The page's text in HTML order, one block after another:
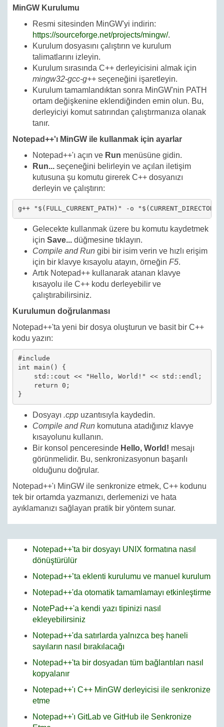
MinGW Kurulumu
Resmi sitesinden MinGW'yi indirin:
https://sourceforge.net/projects/mingw/.
Kurulum dosyasını çalıştırın ve kurulum
talimatlarını izleyin.
Kurulum sırasında C++ derleyicisini almak için
mingw32-gcc-g++ seçeneğini işaretleyin.
Kurulum tamamlandıktan sonra MinGW'nin PATH
ortam değişkenine eklendiğinden emin olun. Bu,
derleyiciyi komut satırından çalıştırmanıza olanak
tanır.
Notepad++'ı MinGW ile kullanmak için ayarlar
Notepad++'ı açın ve Run menüsüne gidin.
Run... seçeneğini belirleyin ve açılan iletişim
kutusuna şu komutu girerek C++ dosyanızı
derleyin ve çalıştırın:
g++ "$(FULL_CURRENT_PATH)" -o
Gelecekte kullanmak üzere bu komutu kaydetmek
için Save... düğmesine tıklayın.
Compile and Run gibi bir isim verin ve hızlı erişim
için bir klavye kısayolu atayın, örneğin F5.
Artık Notepad++ kullanarak atanan klavye
kısayolu ile C++ kodu derleyebilir ve
çalıştırabilirsiniz.
Kurulumun doğrulanması
Notepad++'ta yeni bir dosya oluşturun ve basit bir C++
kodu yazın:
#include
int main() {
    std::cout << "Hello, World!" << std::endl;
    return 0;
Dosyayı .cpp uzantısıyla kaydedin.
Compile and Run komutuna atadığınız klavye
kısayolunu kullanın.
Bir konsol penceresinde Hello, World! mesajı
görünmelidir. Bu, senkronizasyonun başarılı
olduğunu doğrular.
Notepad++'ı MinGW ile senkronize etmek, C++ kodunu
tek bir ortamda yazmanızı, derlemenizi ve hata
ayıklamanızı sağlayan pratik bir yöntem sunar.
Notepad++'ta bir dosyayı UNIX formatına nasıl
dönüştürülür
Notepad++’ta eklenti kurulumu ve manuel kurulum
Notepad++'da otomatik tamamlamayı etkinleştirme
NotePad++'a kendi yazı tipinizi nasıl
ekleyebilirsiniz
Notepad++'da satırlarda yalnızca beş haneli
sayıların nasıl bırakılacağı
Notepad++'ta bir dosyadan tüm bağlantıları nasıl
kopyalanır
Notepad++'ı C++ MinGW derleyicisi ile senkronize
etme
Notepad++'ı GitLab ve GitHub ile Senkronize